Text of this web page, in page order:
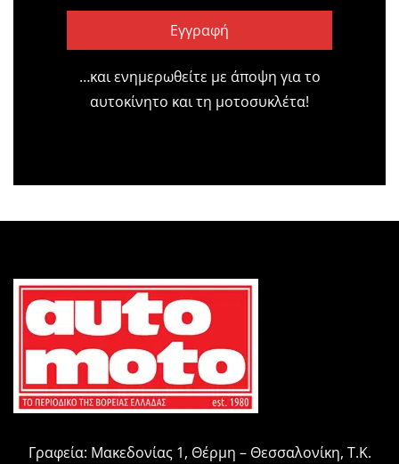
Εγγραφή
…και ενημερωθείτε με άποψη για το
αυτοκίνητο και τη μοτοσυκλέτα!
Γραφεία: Μακεδονίας 1, Θέρμη – Θεσσαλονίκη, Τ.Κ.